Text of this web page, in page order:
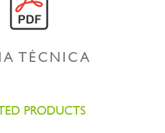
TÉCNICA
PRODUCTS